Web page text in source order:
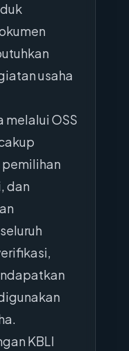
usaha
melalui OSS
dan
KBLI